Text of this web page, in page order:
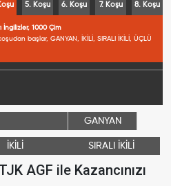
5. Koşu 6. Koşu 7. Koşu 8. Koşu
İngilizler, 1000 Çim
başlar, GANYAN, İKİLİ, SIRALI İKİLİ, ÜÇLÜ
GANYAN
İKİLİ SIRALI İKİLİ
AGF ile Kazancınızı